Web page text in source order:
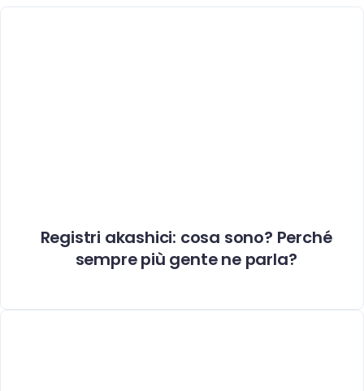
Registri akashici: cosa sono? Perché
sempre più gente ne parla?